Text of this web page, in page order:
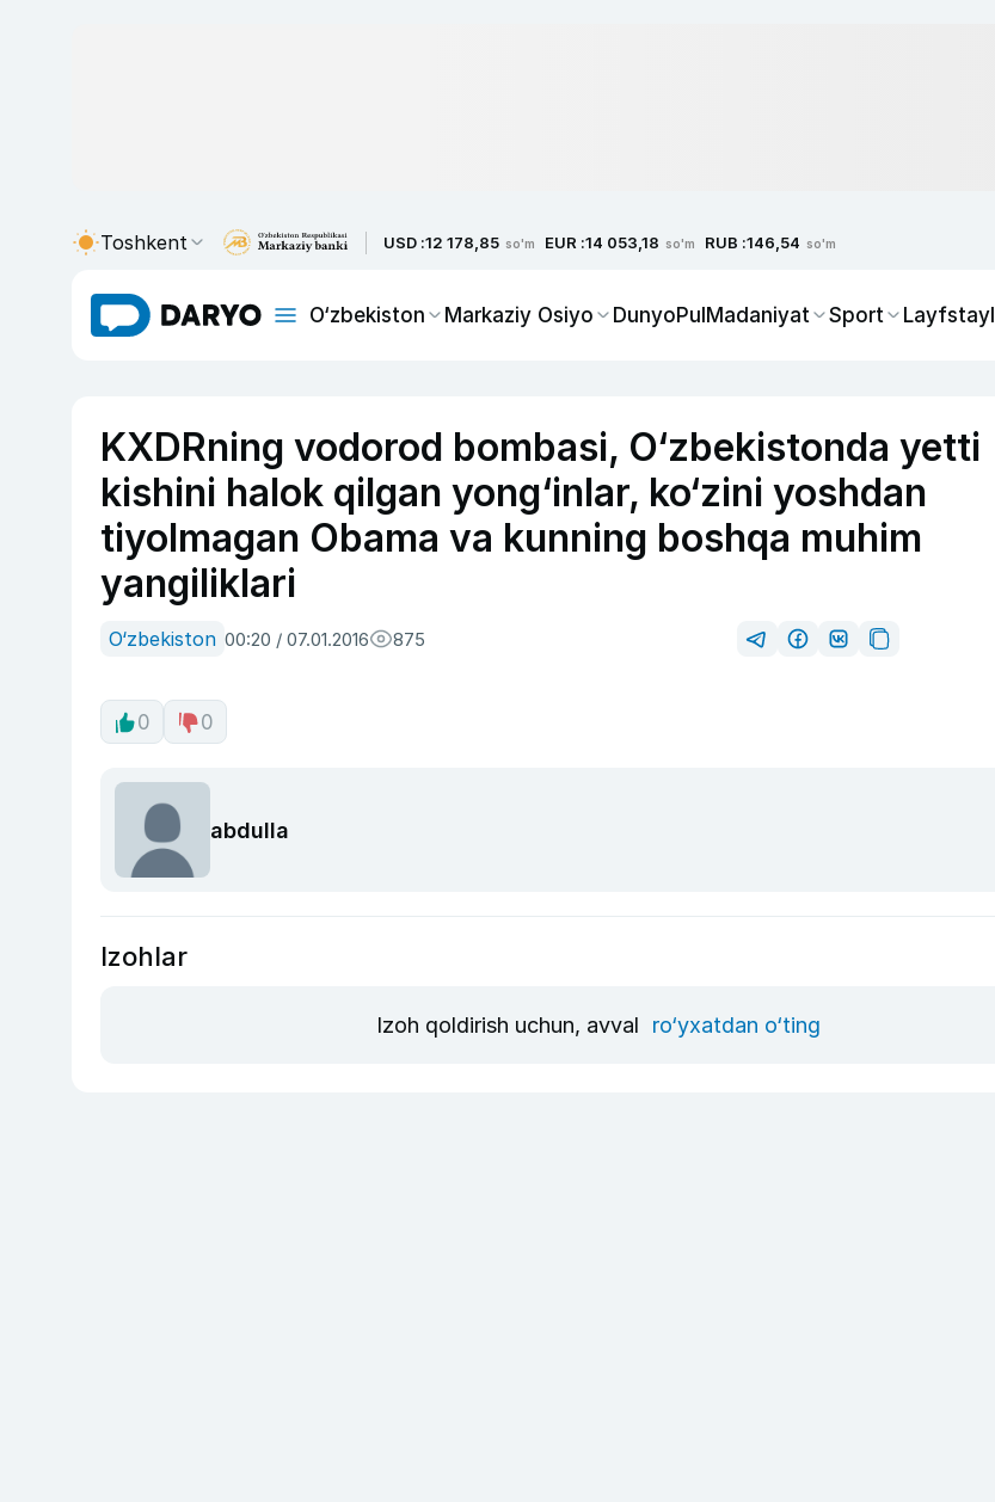
Toshkent USD :12 178,85 so'm EUR :14 053,18 so'm RUB :146,54 so'm
O‘zbekiston Markaziy Osiyo DunyoPulMadaniyat Sport Layfstayl
KXDRning vodorod bombasi, O‘zbekistonda yetti
kishini halok qilgan yong‘inlar, ko‘zini yoshdan
tiyolmagan Obama va kunning boshqa muhim
yangiliklari
O‘zbekiston 00:20 / 07.01.2016 875
0 0
abdulla
Izohlar
Izoh qoldirish uchun, avval ro‘yxatdan o‘ting